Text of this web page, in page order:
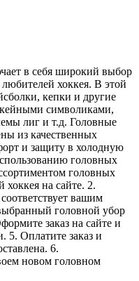
в себя широкий выбор
хоккея. В этой
кепки и другие
символиками,
лиг и т.д. Головные
из качественных
и защиту в холодную
головных
головных
хоккея на сайте. 2.
вашим
головной убор
заказ на сайте и
5. Оплатите заказ и
6.
новом головном